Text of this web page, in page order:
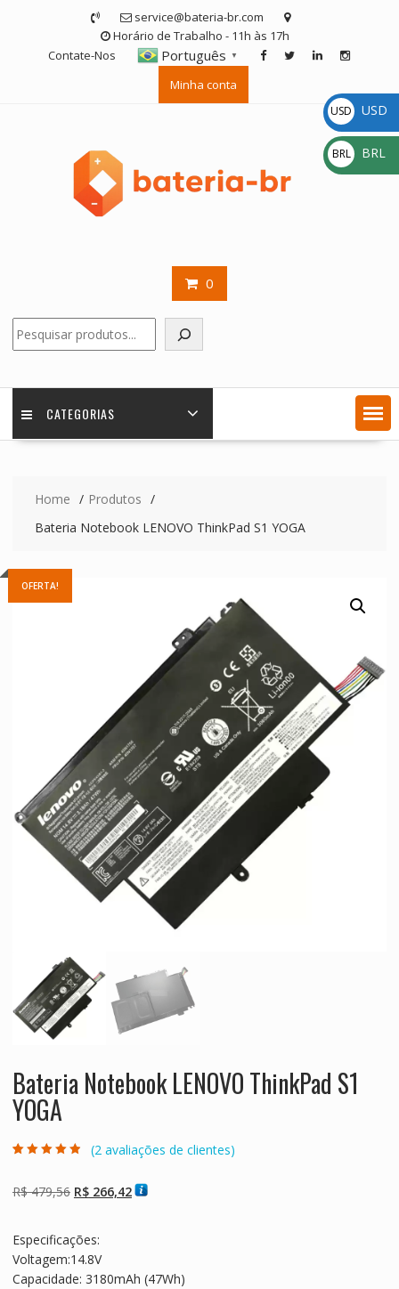
service@bateria-br.com
Horário de Trabalho - 11h às 17h
Contate-Nos
Português ▼
Minha conta
0
CATEGORIAS
Home
Produtos
Bateria Notebook LENOVO ThinkPad S1 YOGA
OFERTA!
Bateria Notebook LENOVO ThinkPad S1
YOGA
com baseado
em
(2avaliações de clientes)
R$479,56 O
era:
R$ 479,56.
R$266,42O
Especificações:
Voltagem:14.8V
Capacidade: 3180mAh (47Wh)
USD
$
USD
BRL
R$
BRL